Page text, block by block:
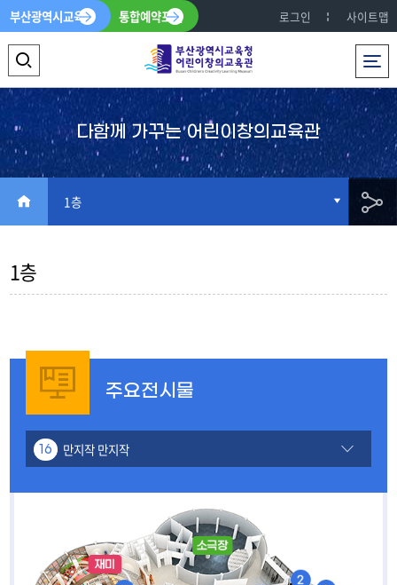
부산광역시교육청 통합예약포털 로그인 사이트맵
전체메뉴
색
영
역
기
다함께 가꾸는 어린이창의교육관
HOME
1층
1층
공
주요전시물
03 몸이사라지는 마술
16 만지작 만지작